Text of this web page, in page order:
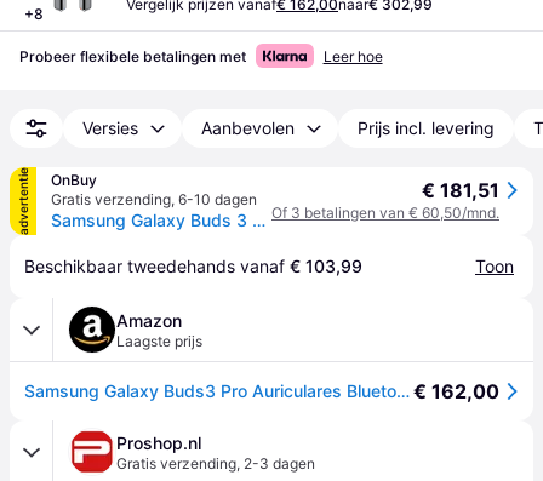
+8
Vergelijk prijzen vanaf€ 162,00naar€ 302,99
Probeer flexibele betalingen met Leer hoe
Versies Aanbevolen Prijs incl. levering
advertentie
OnBuy
Gratis verzending, 6-10 dagen
Samsung Galaxy Buds 3 Pro R630 Zilver
€ 181,51
Of 3 betalingen van € 60,50/mnd.
Beschikbaar tweedehands vanaf € 103,99 Toon
Amazon
Laagste prijs
Samsung Galaxy Buds3 Pro Auriculares Bluetooth Plata (Silver) SM-R630€ 162,00
Proshop.nl
Gratis verzending, 2-3 dagen